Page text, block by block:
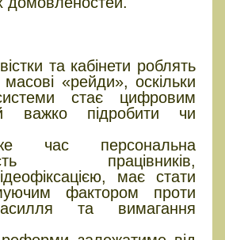
та кабінети роблять
«рейди», оскільки
стає цифровим
важко підробити чи
персональна
працівників,
має стати
фактором проти
та вимагання